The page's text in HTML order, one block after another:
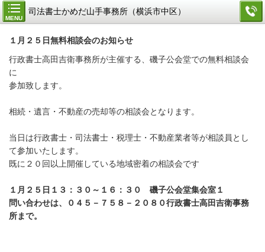
MENU
司法書士かめだ山手事務所（横浜市中区）
１月２５日無料相談会のお知らせ
行政書士高田吉衛事務所が主催する、磯子公会堂での無料相談会
に
参加致します。
相続・遺言・不動産の売却等の相談会となります。
当日は行政書士・司法書士・税理士・不動産業者等が相談員とし
て参加いたします。
既に２０回以上開催している地域密着の相談会です
１月２５日１３：３０～１６：３０ 磯子公会堂集会室１
問い合わせは、０４５－７５８－２０８０行政書士高田吉衛事務
所まで。